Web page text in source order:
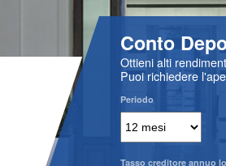
Conto
Ottieni alti
Puoi richiedere
Periodo
Tasso creditore annuo